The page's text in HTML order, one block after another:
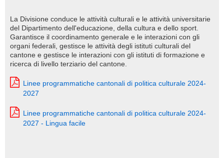
La Divisione conduce le attività culturali e le attività universitarie
del Dipartimento dell'educazione, della cultura e dello sport.
Garantisce il coordinamento generale e le interazioni con gli
organi federali, gestisce le attività degli istituti culturali del
cantone e gestisce le interazioni con gli istituti di formazione e
ricerca di livello terziario del cantone.
Linee programmatiche cantonali di politica culturale 2024-
2027
Linee programmatiche cantonali di politica culturale 2024-
2027 - Lingua facile